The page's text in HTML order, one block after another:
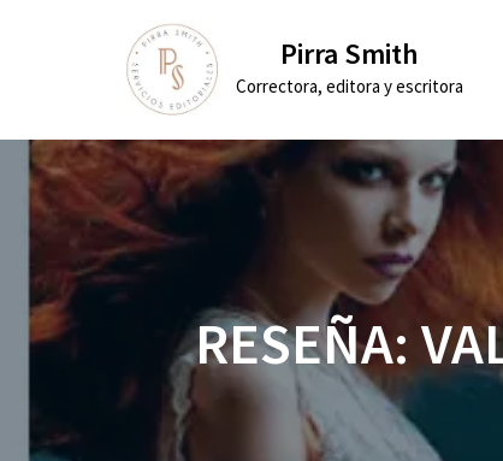
Pirra Smith
Correctora, editora y escritora
RESEÑA: